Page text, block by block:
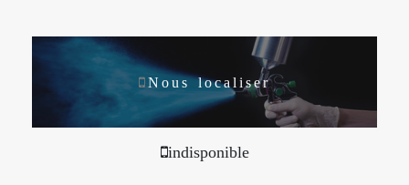
Nous localiser
indisponible